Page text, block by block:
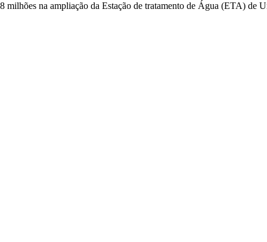
na ampliação da Estação de tratamento de Água (ETA) de